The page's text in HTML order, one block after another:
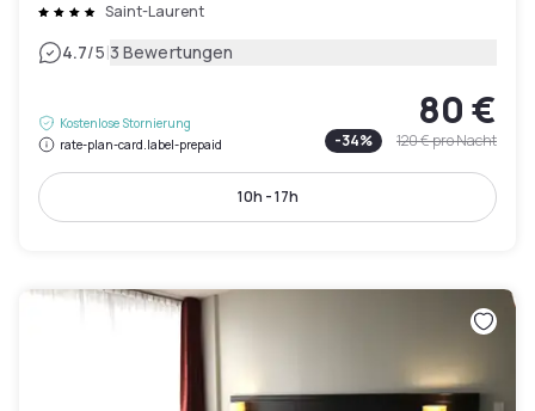
Saint-Laurent
4.7/5|3 Bewertungen
Kostenlose Stornierung
rate-plan-card.label-prepaid
80 €
-34% 120 €pro Nacht
10h - 17h